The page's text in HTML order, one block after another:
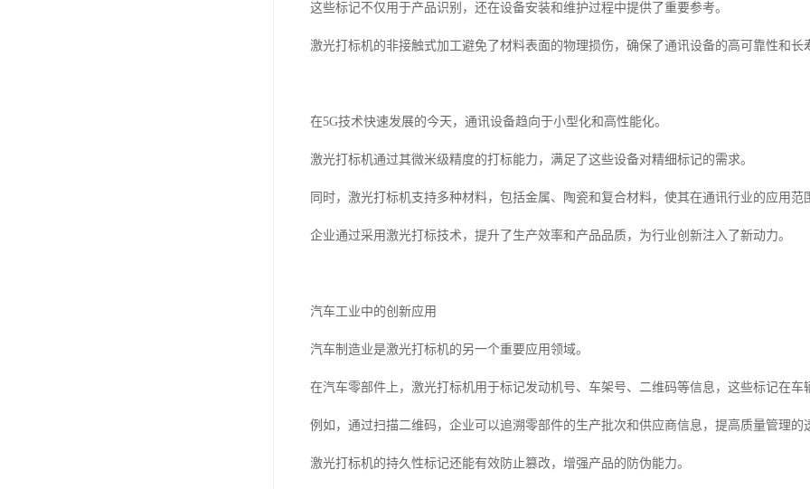
这些标记不仅用于产品识别，还在设备安装和维护过程中提供了重要参考。
激光打标机的非接触式加工避免了材料表面的物理损伤，确保了通讯设备的高可靠性和长
在5G技术快速发展的今天，通讯设备趋向于小型化和高性能化。
激光打标机通过其微米级精度的打标能力，满足了这些设备对精细标记的需求。
同时，激光打标机支持多种材料，包括金属、陶瓷和复合材料，使其在通讯行业的应用范
企业通过采用激光打标技术，提升了生产效率和产品品质，为行业创新注入了新动力。
汽车工业中的创新应用
汽车制造业是激光打标机的另一个重要应用领域。
在汽车零部件上，激光打标机用于标记发动机号、车架号、二维码等信息，这些标记在车
例如，通过扫描二维码，企业可以追溯零部件的生产批次和供应商信息，提高质量管理的
激光打标机的持久性标记还能有效防止篡改，增强产品的防伪能力。